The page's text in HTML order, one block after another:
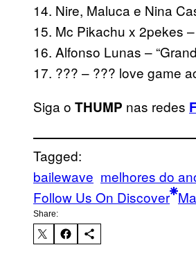
14. Nire, Maluca e Nina
15. Mc Pikachu x 2pekes –
16. Alfonso Lunas –
17. ??? – ??? love game
Siga o THUMP nas redes
Tagged:
bailewave melhores do
Follow Us On Discover
Share: